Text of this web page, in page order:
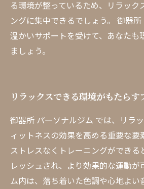
る環境が整っているため、リラック
ングに集中できるでしょう。 御器
温かいサポートを受けて、あなたも
ましょう。
リラックスできる環境がもたらす
御器所 パーソナルジム では、リラ
ィットネスの効果を高める重要な要
ストレスなくトレーニングができる
レッシュされ、より効果的な運動が
ム内は、落ち着いた色調や心地よい